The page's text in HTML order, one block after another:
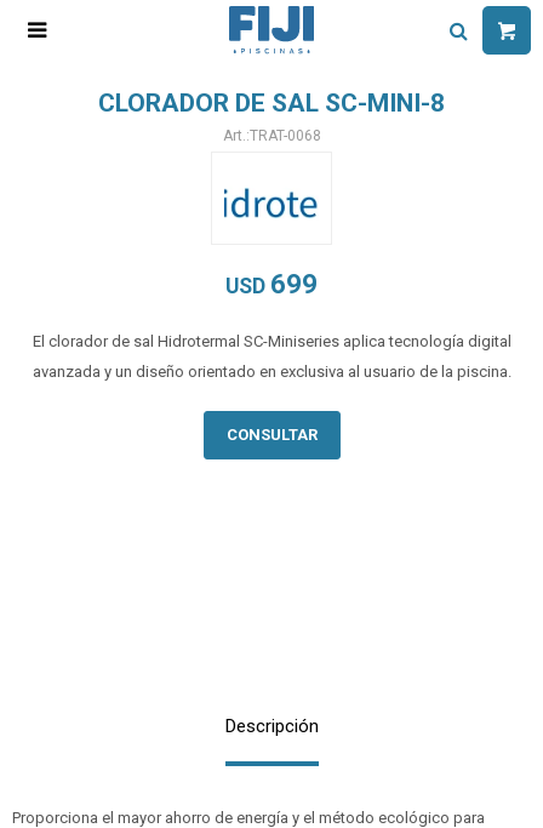

CLORADOR DE SAL SC-MINI-8
TRAT-0068
USD 699
El clorador de sal Hidrotermal SC-Miniseries aplica tecnología digital
avanzada y un diseño orientado en exclusiva al usuario de la piscina.
CONSULTAR
Descripción
Proporciona el mayor ahorro de energía y el método ecológico para